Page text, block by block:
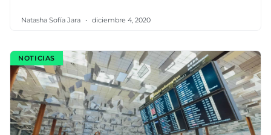
Natasha Sofía Jara diciembre 4, 2020
NOTICIAS